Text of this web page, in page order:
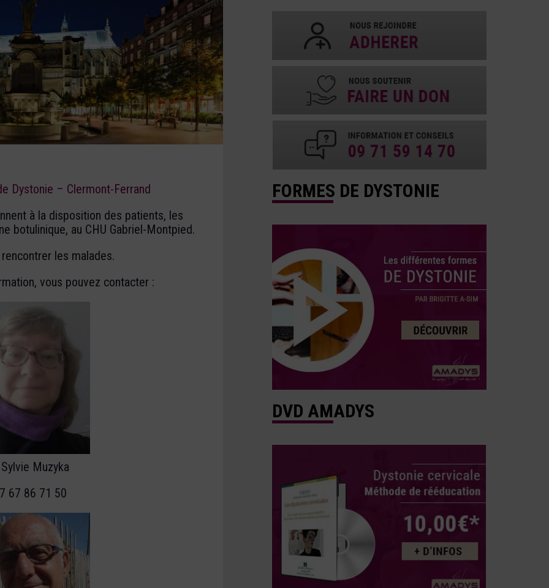
Dystonie – Clermont-Ferrand
à la disposition des patients, les
botulinique, au CHU Gabriel-Montpied.
les malades.
vous pouvez contacter :
Sylvie Muzyka
67 86 71 50
FORMES DE DYSTONIE
DVD AMADYS